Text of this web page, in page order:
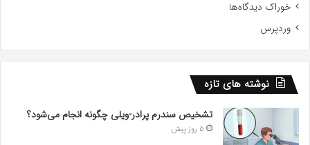
مقالات
ویدئو
کلیپ ویدئویی
اطلاعات
ورود